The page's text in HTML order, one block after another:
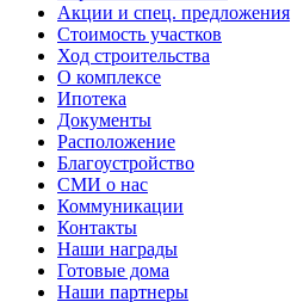
Акции и спец. предложения
Стоимость участков
Ход строительства
О комплексе
Ипотека
Документы
Расположение
Благоустройство
СМИ о нас
Коммуникации
Контакты
Наши награды
Готовые дома
Наши партнеры